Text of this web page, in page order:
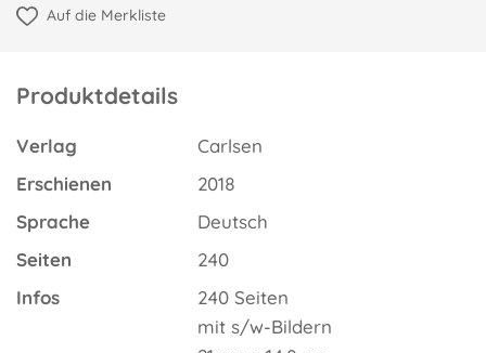
Auf die Merkliste
Produktdetails
Verlag
Carlsen
Erschienen
2018
Sprache
Deutsch
Seiten
240
Infos
240 Seiten
mit s/w-Bildern